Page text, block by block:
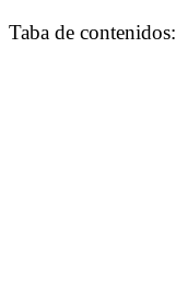
Taba de contenidos: